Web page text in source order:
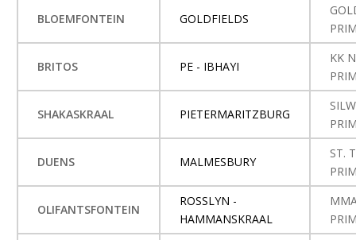
BLOEMFONTEIN GOLDFIELDS
BRITOS PE - IBHAYI
KK
SHAKASKRAAL PIETERMARITZBURG
DUENS MALMESBURY
ST.
OLIFANTSFONTEIN
ROSSLYN -
HAMMANSKRAAL